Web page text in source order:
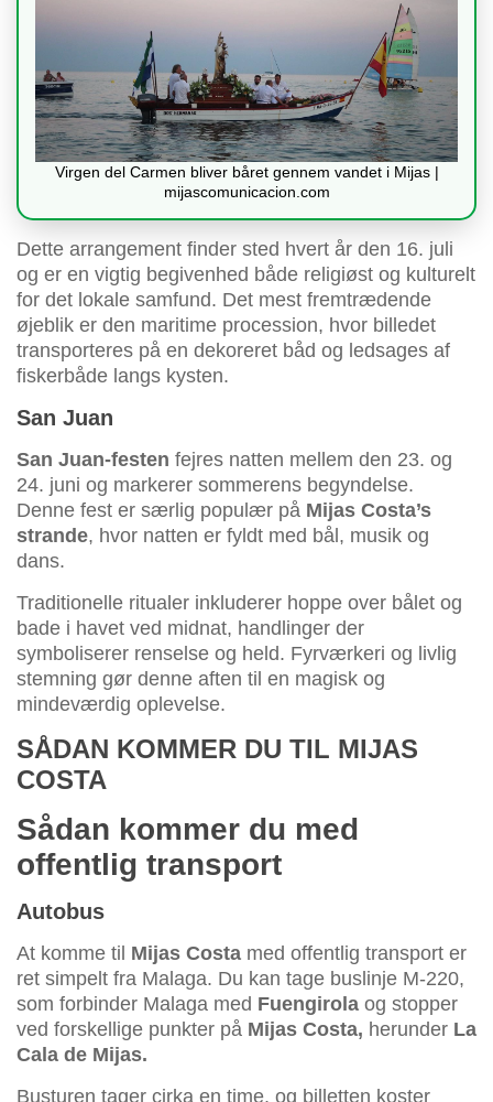
Virgen del Carmen bliver båret gennem vandet i Mijas |
mijascomunicacion.com
Dette arrangement finder sted hvert år den 16. juli
og er en vigtig begivenhed både religiøst og kulturelt
for det lokale samfund. Det mest fremtrædende
øjeblik er den maritime procession, hvor billedet
transporteres på en dekoreret båd og ledsages af
fiskerbåde langs kysten.
San Juan
San Juan-festen fejres natten mellem den 23. og
24. juni og markerer sommerens begyndelse.
Denne fest er særlig populær på Mijas Costa’s
strande, hvor natten er fyldt med bål, musik og
dans.
Traditionelle ritualer inkluderer hoppe over bålet og
bade i havet ved midnat, handlinger der
symboliserer renselse og held. Fyrværkeri og livlig
stemning gør denne aften til en magisk og
mindeværdig oplevelse.
SÅDAN KOMMER DU TIL MIJAS
COSTA
Sådan kommer du med
offentlig transport
Autobus
At komme til Mijas Costa med offentlig transport er
ret simpelt fra Malaga. Du kan tage buslinje M-220,
som forbinder Malaga med Fuengirola og stopper
ved forskellige punkter på Mijas Costa, herunder La
Cala de Mijas.
Busturen tager cirka en time, og billetten koster